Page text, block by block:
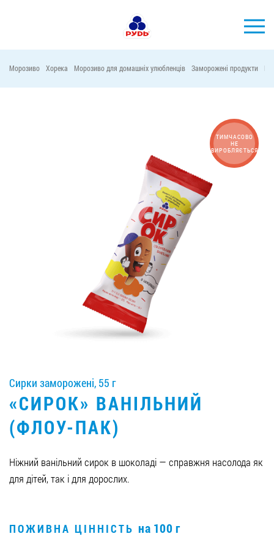
СПОЖИВАЧАМ
АКЦІЇ
ПРЕС-ЦЕНТР
ХОРЕКА
Тендерні закупівлі
Контакти
Вакансії
ЗАМОВИТИ ПРОДУКЦІЮ «РУДЬ»:
СТАТИ ПАРТНЕРОМ
0412 48 28 17
0412 42 29 23
Морозиво Хорека Морозиво для домашніх улюбленців Заморожені продукти
ТИМЧАСОВО
НЕ
ВИРОБЛЯЄТЬСЯ
Сирки заморожені, 55 г
«СИРОК» ВАНІЛЬНИЙ
(ФЛОУ-ПАК)
Ніжний ванільний сирок в шоколаді — справжня насолода як
для дітей, так і для дорослих.
ПОЖИВНА ЦІННІСТЬ на 100 г